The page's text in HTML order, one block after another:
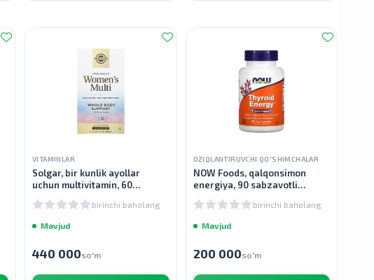
VITAMINLAR
Solgar, bir kunlik ayollar
uchun multivitamin, 60
birinchi baholang
Mavjud
440 000so'm
OZIQLANTIRUVCHI QO'SHIMCHALAR
NOW Foods, qalqonsimon
energiya, 90 sabzavotli
birinchi baholang
Mavjud
200 000so'm